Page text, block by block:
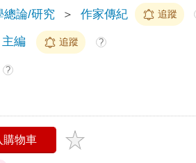
總論/研究 ＞ 作家傳紀 追蹤
編 追蹤 ?
?
購物車